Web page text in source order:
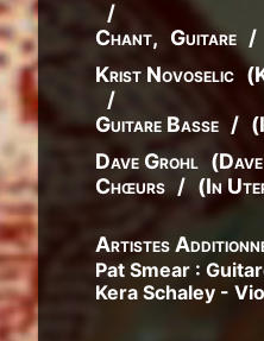
/
Chant, Guitare /
Krist Novoselic (
/
Guitare Basse / (
Dave Grohl (Dave
Chœurs / (In
Artistes
Pat Smear :
Kera Schaley -